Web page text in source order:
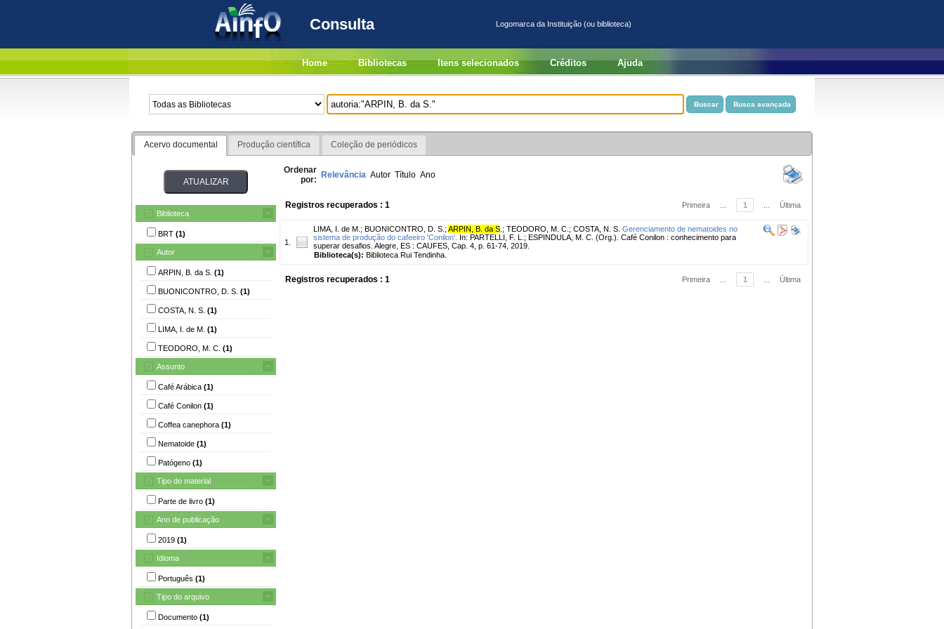
Consulta Logomarca da Instituição (ou biblioteca)
Home Bibliotecas Itens selecionados Créditos Ajuda
Acervo documental Produção científica Coleção de periódicos
Biblioteca
BRT (1)
Autor
ARPIN, B. da S. (1)
BUONICONTRO, D. S. (1)
COSTA, N. S. (1)
LIMA, I. de M. (1)
TEODORO, M. C. (1)
Assunto
Café Arábica (1)
Café Conilon (1)
Coffea canephora (1)
Nematoide (1)
Patógeno (1)
Tipo do material
Parte de livro (1)
Ano de publicação
2019 (1)
Idioma
Português (1)
Tipo do arquivo
Documento (1)
Ordenar
por: Relevância Autor Título Ano
Registros recuperados : 1 Primeira 1 Última
1.
LIMA, I. de M. ; BUONICONTRO, D. S. ; ARPIN, B. da S ; TEODORO, M. C. ; COSTA, N. S. Gerenciamento de nematoides no
sistema de produção do cafeeiro 'Conilon'. In: PARTELLI, F. L.; ESPINDULA, M. C. (Org.). Café Conilon : conhecimento para
superar desafios. Alegre, ES : CAUFES, Cap. 4, p. 61-74, 2019.
Biblioteca(s): Biblioteca Rui Tendinha.
Registros recuperados : 1 Primeira 1 Última